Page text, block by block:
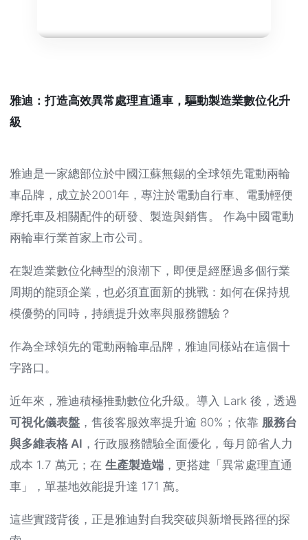
雅迪：打造高效異常處理直通車，驅動製造業數位化升
級
雅迪是一家總部位於中國江蘇無錫的全球領先電動兩輪
車品牌，成立於2001年，專注於電動自行車、電動輕便
摩托車及相關配件的研發、製造與銷售。 作為中國電動
兩輪車行業首家上市公司。
在製造業數位化轉型的浪潮下，即便是經歷過多個行業
周期的龍頭企業，也必須直面新的挑戰：如何在保持規
模優勢的同時，持續提升效率與服務體驗？
作為全球領先的電動兩輪車品牌，雅迪同樣站在這個十
字路口。
近年來，雅迪積極推動數位化升級。導入 Lark 後，透過
可視化儀表盤 ，售後客服效率提升逾 80%；依靠 服務台
與多維表格 AI ，行政服務體驗全面優化，每月節省人力
成本 1.7 萬元；在 生產製造端 ，更搭建「異常處理直通
車」，單基地效能提升達 171 萬。
這些實踐背後，正是雅迪對自我突破與新增長路徑的探